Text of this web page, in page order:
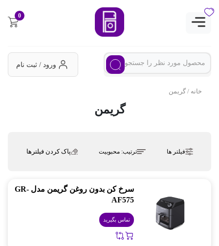
0
ورود / ثبت نام
خانه / گریمن
گریمن
فیلتر ها ترتیب:محبوبیت پاک کردن فیلترها
سرخ کن بدون روغن گریمن مدل GR-
AF575
تماس بگیرید